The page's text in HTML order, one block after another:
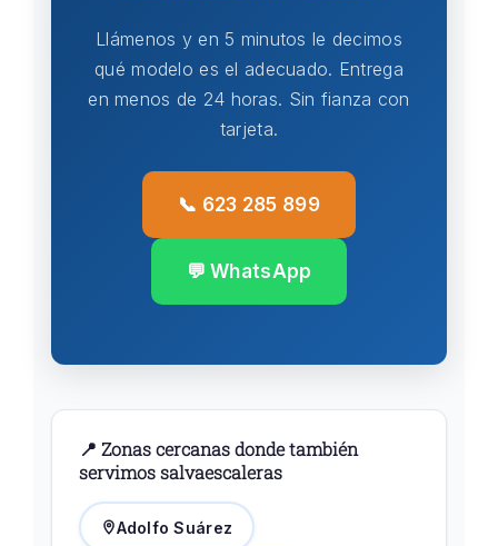
Llámenos y en 5 minutos le decimos
qué modelo es el adecuado. Entrega
en menos de 24 horas. Sin fianza con
tarjeta.
📞 623 285 899
💬 WhatsApp
📍 Zonas cercanas donde también
servimos salvaescaleras
Adolfo Suárez